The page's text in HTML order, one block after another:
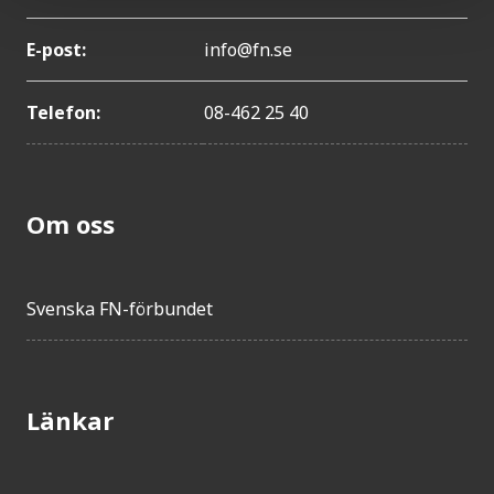
E-post: info@fn.se
Telefon: 08-462 25 40
Om oss
Svenska FN-förbundet
Länkar